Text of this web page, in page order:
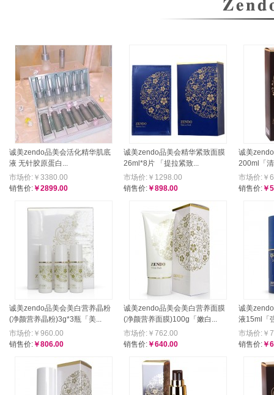
诚美zendo品美会活化精华肌底
液 无针胶原蛋白...
市场价:￥3380.00
销售价: ￥2899.00
诚美zendo品美会精华紧致面膜
26ml*8片 「提拉紧致...
市场价:￥1298.00
销售价: ￥898.00
诚美
200ml「
市场价:￥
销售价:￥
诚美zendo品美会美白营养晶粉
(净颜营养晶粉)3g*3瓶「美...
市场价:￥960.00
销售价: ￥806.00
诚美zendo品美会美白营养面膜
(净颜营养面膜)100g「嫩白...
市场价:￥762.00
销售价: ￥640.00
诚美
液15ml「
市场价:￥
销售价:￥